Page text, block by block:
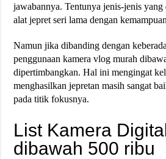
jawabannya. Tentunya jenis-jenis
alat jepret seri lama dengan
Namun jika dibanding dengan
penggunaan kamera vlog murah
dipertimbangkan. Hal ini mengingat
menghasilkan jepretan masih sangat
pada titik fokusnya.
List Kamera
dibawah 500 ribu